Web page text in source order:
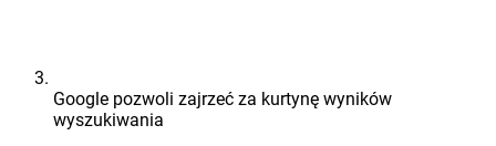
Google pozwoli zajrzeć za kurtynę wyników
wyszukiwania